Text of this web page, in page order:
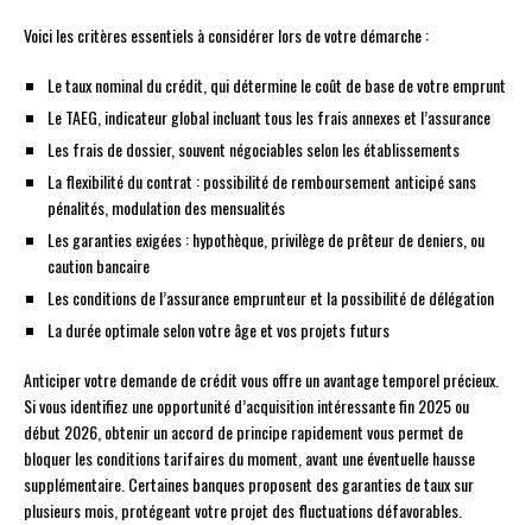
Voici les critères essentiels à considérer lors de votre démarche :
Le taux nominal du crédit, qui détermine le coût de base de votre emprunt
Le TAEG, indicateur global incluant tous les frais annexes et l’assurance
Les frais de dossier, souvent négociables selon les établissements
La flexibilité du contrat : possibilité de remboursement anticipé sans
pénalités, modulation des mensualités
Les garanties exigées : hypothèque, privilège de prêteur de deniers, ou
caution bancaire
Les conditions de l’assurance emprunteur et la possibilité de délégation
La durée optimale selon votre âge et vos projets futurs
Anticiper votre demande de crédit vous offre un avantage temporel précieux.
Si vous identifiez une opportunité d’acquisition intéressante fin 2025 ou
début 2026, obtenir un accord de principe rapidement vous permet de
bloquer les conditions tarifaires du moment, avant une éventuelle hausse
supplémentaire. Certaines banques proposent des garanties de taux sur
plusieurs mois, protégeant votre projet des fluctuations défavorables.